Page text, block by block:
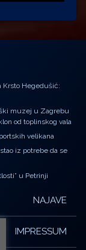
Krsto Hegedušić:
muzej u Zagrebu
od toplinskog vala
velikana
iz potrebe da se
u Petrinji
NAJAVE
IMPRESSUM